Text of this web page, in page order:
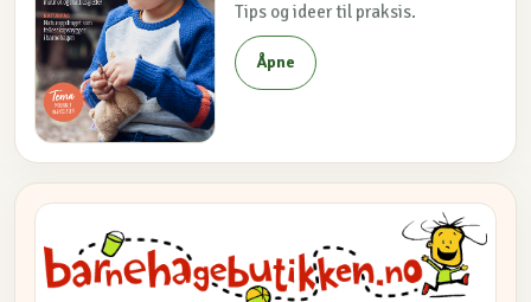
Tips og ideer til praksis.
Åpne